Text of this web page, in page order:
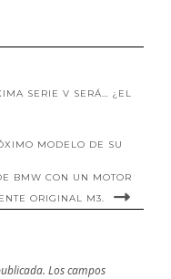
SERIE V SERÁ… ¿EL
MODELO DE SU
BMW CON UN MOTOR
ORIGINAL M3.
Los campos